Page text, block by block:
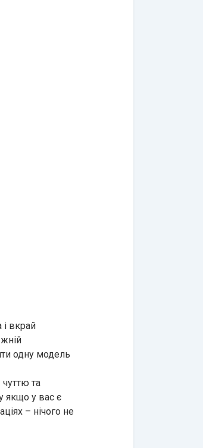
вкрай
одну модель
та
якщо у вас є
– нічого не